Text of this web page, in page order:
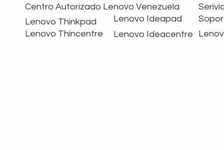
Centro Autorizado Lenovo Venezuela
Lenovo Thinkpad
Lenovo Ideapad
Lenovo Thincentre Lenovo Ideacentre